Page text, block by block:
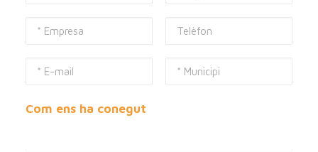
Com ens ha conegut